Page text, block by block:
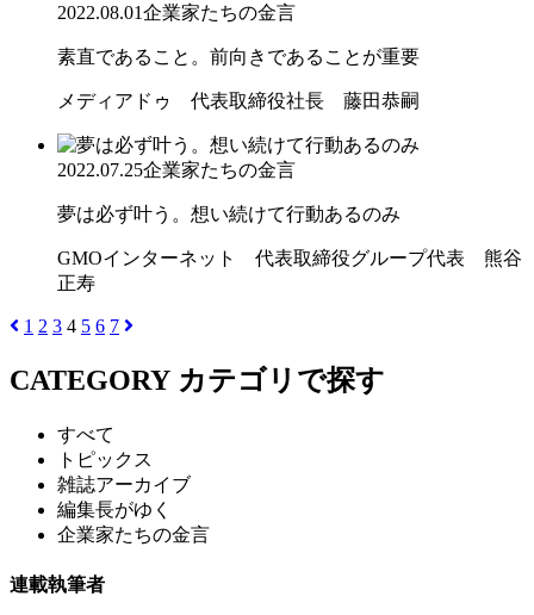
2022.08.01企業家たちの金言
素直であること。前向きであることが重要
メディアドゥ 代表取締役社長 藤田恭嗣
2022.07.25企業家たちの金言
夢は必ず叶う。想い続けて行動あるのみ
GMOインターネット 代表取締役グループ代表 熊谷
正寿
1 2 3 4 5 6 7
CATEGORY カテゴリで探す
すべて
トピックス
雑誌アーカイブ
編集長がゆく
企業家たちの金言
連載執筆者